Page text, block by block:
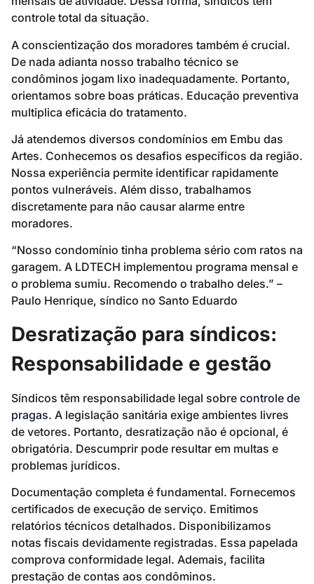
controle total da situação.
A conscientização dos moradores também é crucial.
De nada adianta nosso trabalho técnico se
condôminos jogam lixo inadequadamente. Portanto,
orientamos sobre boas práticas. Educação preventiva
multiplica eficácia do tratamento.
Já atendemos diversos condomínios em Embu das
Artes. Conhecemos os desafios específicos da região.
Nossa experiência permite identificar rapidamente
pontos vulneráveis. Além disso, trabalhamos
discretamente para não causar alarme entre
moradores.
“Nosso condomínio tinha problema sério com ratos na
garagem. A LDTECH implementou programa mensal e
o problema sumiu. Recomendo o trabalho deles.” –
Paulo Henrique, síndico no Santo Eduardo
Desratização para síndicos:
Responsabilidade e gestão
Síndicos têm responsabilidade legal sobre controle de
pragas. A legislação sanitária exige ambientes livres
de vetores. Portanto, desratização não é opcional, é
obrigatória. Descumprir pode resultar em multas e
problemas jurídicos.
Documentação completa é fundamental. Fornecemos
certificados de execução de serviço. Emitimos
relatórios técnicos detalhados. Disponibilizamos
notas fiscais devidamente registradas. Essa papelada
comprova conformidade legal. Ademais, facilita
prestação de contas aos condôminos.